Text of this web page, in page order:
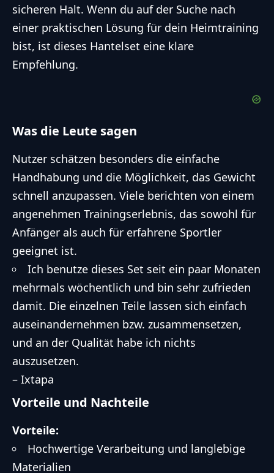
sicheren Halt. Wenn du auf der Suche nach
einer praktischen Lösung für dein Heimtraining
bist, ist dieses Hantelset eine klare
Empfehlung.
Was die Leute sagen
Nutzer schätzen besonders die einfache
Handhabung und die Möglichkeit, das Gewicht
schnell anzupassen. Viele berichten von einem
angenehmen Trainingserlebnis, das sowohl für
Anfänger als auch für erfahrene Sportler
geeignet ist.
Ich benutze dieses Set seit ein paar Monaten
mehrmals wöchentlich und bin sehr zufrieden
damit. Die einzelnen Teile lassen sich einfach
auseinandernehmen bzw. zusammensetzen,
und an der Qualität habe ich nichts
auszusetzen.
– Ixtapa
Vorteile und Nachteile
Vorteile:
Hochwertige Verarbeitung und langlebige
Materialien